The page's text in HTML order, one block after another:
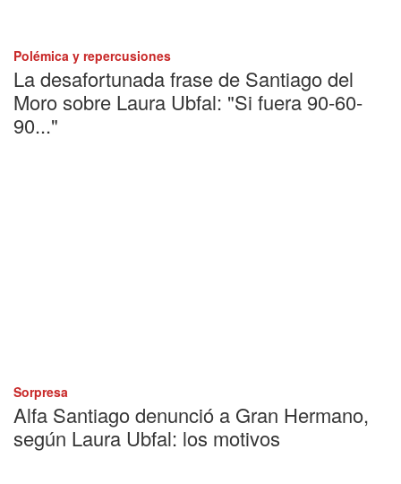
Polémica y repercusiones
La desafortunada frase de Santiago del
Moro sobre Laura Ubfal: "Si fuera 90-60-
90..."
Sorpresa
Alfa Santiago denunció a Gran Hermano,
según Laura Ubfal: los motivos